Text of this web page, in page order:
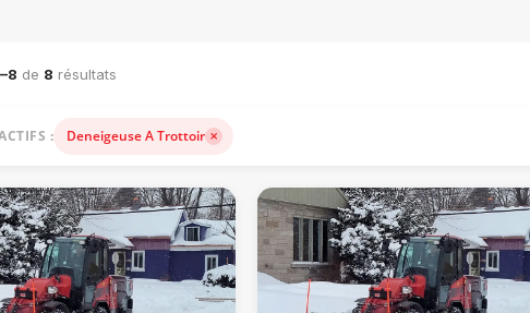
de 8 résultats
: Deneigeuse A Trottoir